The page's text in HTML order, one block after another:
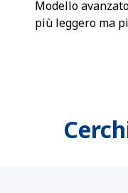
Modello
più leggero ma